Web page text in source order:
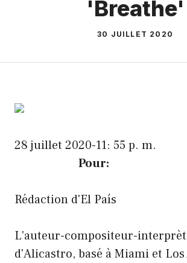
'Breathe'
30 JUILLET 2020
28 juillet 2020-11: 55 p. m.
Pour:
Rédaction d'El País
L'auteur-compositeur-
d'Alicastro, basé à Miami et Los